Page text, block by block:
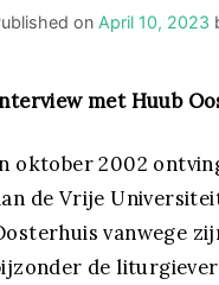
on April 10, 2023
met Huub
oktober 2002
de Vrije
vanwege
de